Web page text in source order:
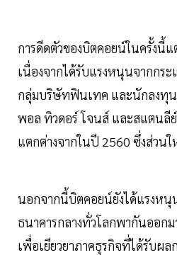
การดีดตัวของบิตคอยน์ในครั้งนี้
เนื่องจากได้รับแรงหนุนจากกร
กลุ่มบริษัทฟินเทค และนักลงทุ
พอล ทิวดอร์ โจนส์ และสแตนลีย์
แตกต่างจากในปี 2560 ซึ่งส่วน
นอกจากนี้บิตคอยน์ยังได้แรงหนุ
ธนาคารกลางทั่วโลกพากันออก
เพื่อเยียวยาภาคธุรกิจที่ได้รับผ